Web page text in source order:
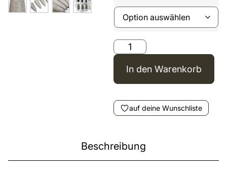
In den Warenkorb
auf deine Wunschliste
Beschreibung